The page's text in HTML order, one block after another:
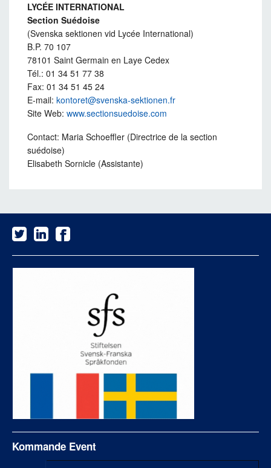
LYCÉE INTERNATIONAL
Section Suédoise
(Svenska sektionen vid Lycée International)
B.P. 70 107
78101 Saint Germain en Laye Cedex
Tél.: 01 34 51 77 38
Fax: 01 34 51 45 24
E-mail: kontoret@svenska-sektionen.fr
Site Web: www.sectionsuedoise.com
Contact: Maria Schoeffler (Directrice de la section
suédoise)
Elisabeth Sornicle (Assistante)
Kommande Event